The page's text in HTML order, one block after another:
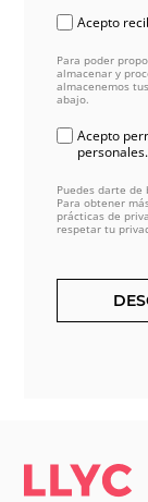
Acepto
Para poder
almacenar y
almacenemos
abajo.
Acepto
Puedes darte
Para obtener
prácticas de
respetar tu
LLYC IDEAS.